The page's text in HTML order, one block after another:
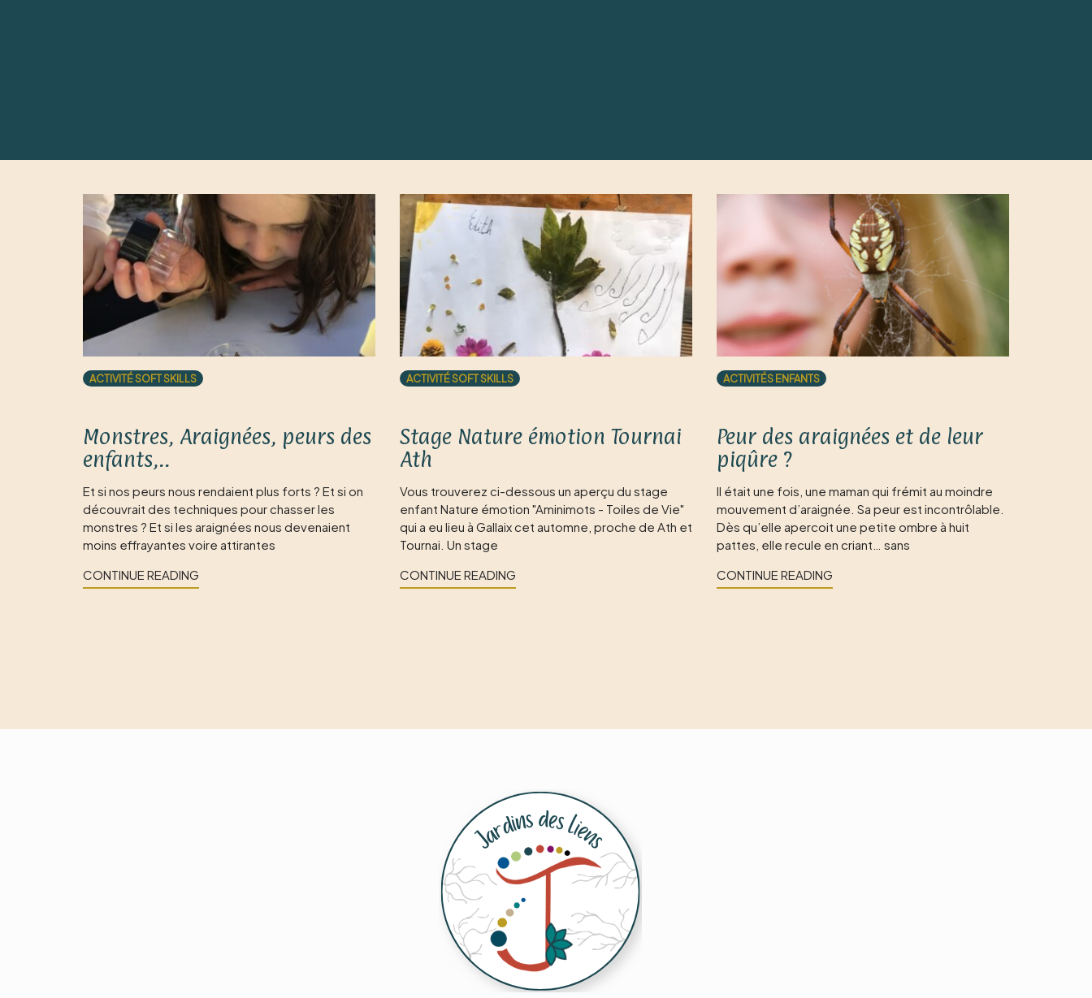
ACTIVITÉ SOFT SKILLS
Monstres, Araignées, peurs des
enfants,..
Et si nos peurs nous rendaient plus forts ? Et si on
découvrait des techniques pour chasser les
monstres ? Et si les araignées nous devenaient
moins effrayantes voire attirantes
CONTINUE READING
ACTIVITÉ SOFT SKILLS
Stage Nature émotion Tournai
Ath
Vous trouverez ci-dessous un aperçu du stage
enfant Nature émotion "Aminimots - Toiles de Vie"
qui a eu lieu à Gallaix cet automne, proche de Ath et
Tournai. Un stage
CONTINUE READING
ACTIVITÉS ENFANTS
Peur des araignées et de leur
piqûre ?
Il était une fois, une maman qui frémit au moindre
mouvement d’araignée. Sa peur est incontrôlable.
Dès qu’elle apercoit une petite ombre à huit
pattes, elle recule en criant… sans
CONTINUE READING